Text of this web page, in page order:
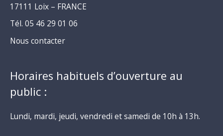
17111 Loix – FRANCE
Tél. 05 46 29 01 06
Nous contacter
Horaires habituels d’ouverture au
public :
Lundi, mardi, jeudi, vendredi et samedi de 10h à 13h.